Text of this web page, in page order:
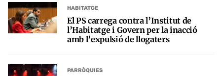
HABITATGE
El PS carrega contra l’Institut de
l’Habitatge i Govern per la inacció
amb l’expulsió de llogaters
PARRÒQUIES